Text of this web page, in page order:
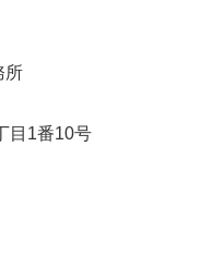
所
目1番10号